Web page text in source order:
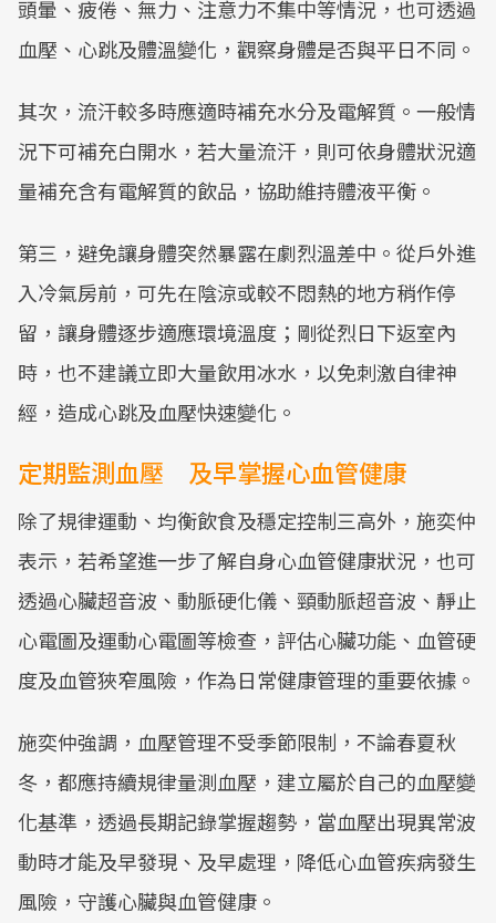
頭暈、疲倦、無力、注意力不集中等情況，也可透過
血壓、心跳及體溫變化，觀察身體是否與平日不同。
其次，流汗較多時應適時補充水分及電解質。一般情
況下可補充白開水，若大量流汗，則可依身體狀況適
量補充含有電解質的飲品，協助維持體液平衡。
第三，避免讓身體突然暴露在劇烈溫差中。從戶外進
入冷氣房前，可先在陰涼或較不悶熱的地方稍作停
留，讓身體逐步適應環境溫度；剛從烈日下返室內
時，也不建議立即大量飲用冰水，以免刺激自律神
經，造成心跳及血壓快速變化。
定期監測血壓 及早掌握心血管健康
除了規律運動、均衡飲食及穩定控制三高外，施奕仲
表示，若希望進一步了解自身心血管健康狀況，也可
透過心臟超音波、動脈硬化儀、頸動脈超音波、靜止
心電圖及運動心電圖等檢查，評估心臟功能、血管硬
度及血管狹窄風險，作為日常健康管理的重要依據。
施奕仲強調，血壓管理不受季節限制，不論春夏秋
冬，都應持續規律量測血壓，建立屬於自己的血壓變
化基準，透過長期記錄掌握趨勢，當血壓出現異常波
動時才能及早發現、及早處理，降低心血管疾病發生
風險，守護心臟與血管健康。